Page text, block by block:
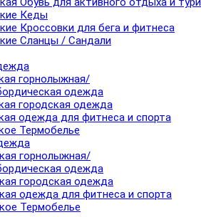
Кеды
Кроссовки для бега и фитнеса
Сланцы / Сандали
горнолыжная/
одежда
городская одежда
одежда для фитнеса и спорта
Термобелье
горнолыжная/
одежда
городская одежда
одежда для фитнеса и спорта
Термобелье